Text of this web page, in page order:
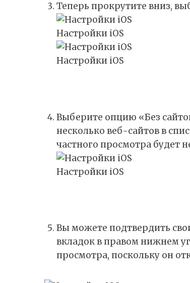
Теперь прокрутите вниз,
Настройки iOS
Настройки iOS
Выберите опцию «Без
несколько веб-сайтов в
частного просмотра будет
Настройки iOS
Вы можете подтвердить
вкладок в правом нижнем
просмотра, поскольку он